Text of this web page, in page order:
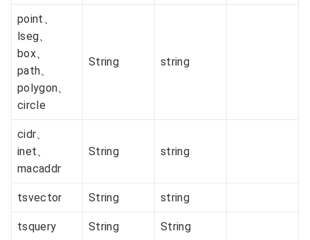
point、
lseg、
box、
path、
polygon、
circle
String string
cidr、
inet、
macaddr
String string
tsvector String string
tsquery String String